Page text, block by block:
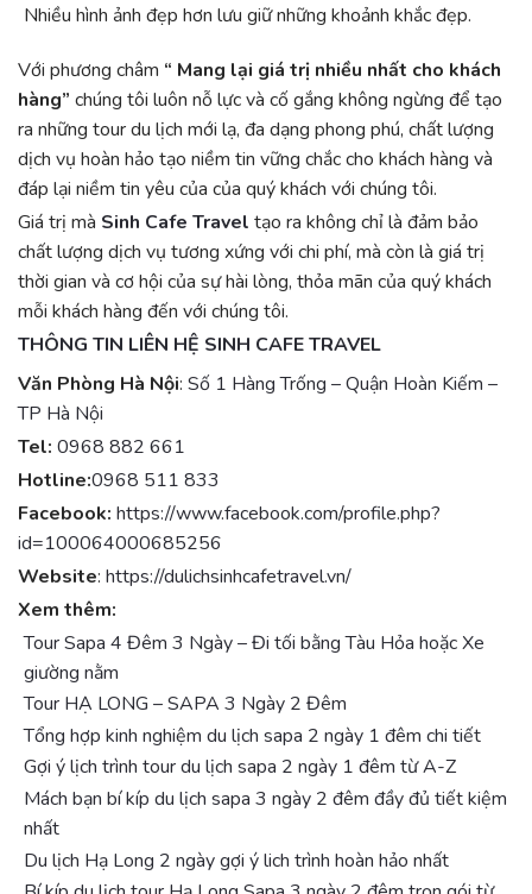
Nhiều hình ảnh đẹp hơn lưu giữ những khoảnh khắc đẹp.
Với phương châm “ Mang lại giá trị nhiều nhất cho khách
hàng” chúng tôi luôn nỗ lực và cố gắng không ngừng để tạo
ra những tour du lịch mới lạ, đa dạng phong phú, chất lượng
dịch vụ hoàn hảo tạo niềm tin vững chắc cho khách hàng và
đáp lại niềm tin yêu của của quý khách với chúng tôi.
Giá trị mà Sinh Cafe Travel tạo ra không chỉ là đảm bảo
chất lượng dịch vụ tương xứng với chi phí, mà còn là giá trị
thời gian và cơ hội của sự hài lòng, thỏa mãn của quý khách
mỗi khách hàng đến với chúng tôi.
THÔNG TIN LIÊN HỆ SINH CAFE TRAVEL
Văn Phòng Hà Nội: Số 1 Hàng Trống – Quận Hoàn Kiếm –
TP Hà Nội
Tel: 0968 882 661
Hotline:0968 511 833
Facebook: https://www.facebook.com/profile.php?
id=100064000685256
Website: https://dulichsinhcafetravel.vn/
Xem thêm:
Tour Sapa 4 Đêm 3 Ngày – Đi tối bằng Tàu Hỏa hoặc Xe
giường nằm
Tour HẠ LONG – SAPA 3 Ngày 2 Đêm
Tổng hợp kinh nghiệm du lịch sapa 2 ngày 1 đêm chi tiết
Gợi ý lịch trình tour du lịch sapa 2 ngày 1 đêm từ A-Z
Mách bạn bí kíp du lịch sapa 3 ngày 2 đêm đầy đủ tiết kiệm
nhất
Du lịch Hạ Long 2 ngày gợi ý lich trình hoàn hảo nhất